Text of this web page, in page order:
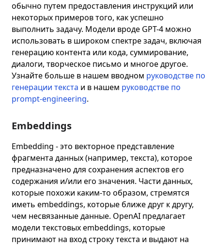
обычно путем предоставления инструкций или
некоторых примеров того, как успешно
выполнить задачу. Модели вроде GPT-4 можно
использовать в широком спектре задач, включая
генерацию контента или кода, суммирование,
диалоги, творческое письмо и многое другое.
Узнайте больше в нашем вводном руководстве по
генерации текста и в нашем руководстве по
prompt-engineering.
Embeddings
Embedding - это векторное представление
фрагмента данных (например, текста), которое
предназначено для сохранения аспектов его
содержания и/или его значения. Части данных,
которые похожи каким-то образом, стремятся
иметь embeddings, которые ближе друг к другу,
чем несвязанные данные. OpenAI предлагает
модели текстовых embeddings, которые
принимают на вход строку текста и выдают на